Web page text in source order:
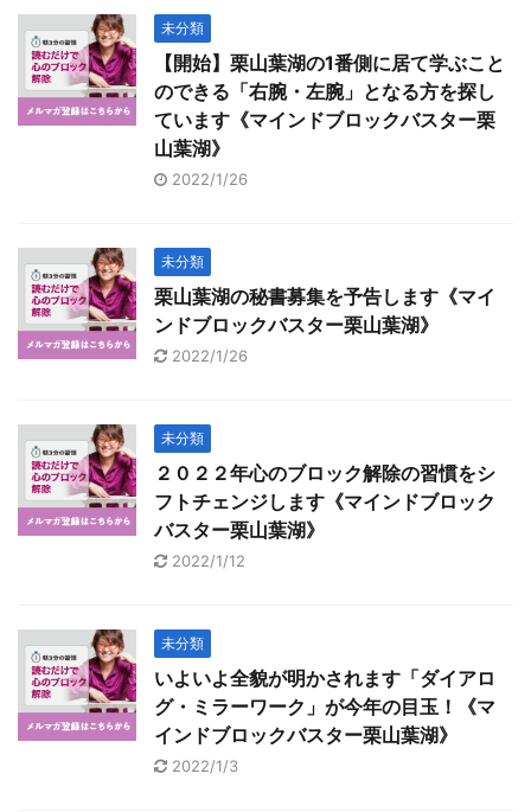
未分類
【開始】栗山葉湖の1番側に居て学ぶこと
のできる「右腕・左腕」となる方を探し
ています《マインドブロックバスター栗
山葉湖》
2022/1/26
未分類
栗山葉湖の秘書募集を予告します《マイ
ンドブロックバスター栗山葉湖》
2022/1/26
未分類
２０２２年心のブロック解除の習慣をシ
フトチェンジします《マインドブロック
バスター栗山葉湖》
2022/1/12
未分類
いよいよ全貌が明かされます「ダイアロ
グ・ミラーワーク」が今年の目玉！《マ
インドブロックバスター栗山葉湖》
2022/1/3